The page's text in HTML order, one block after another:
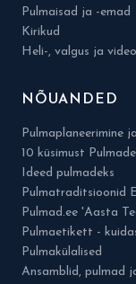
Pulmaisad ja -emad
Kirikud
Heli-, valgus ja
NÕUANDED
Pulmaplaneerimine
10 küsimust
Ideed pulmadeks
Pulmatraditsioonid
Pulmad.ee 'Aasta
Pulmaetikett -
Pulmakülalised
Ansamblid, pulmad